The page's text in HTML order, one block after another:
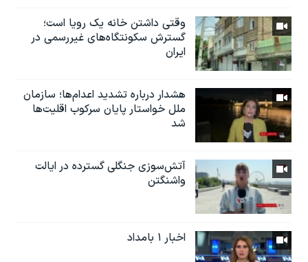
وقتی داشتن خانه یک رویا است؛
گسترش سکونتگاه‌های غیررسمی در
ایران
هشدار درباره تشدید اعدام‌ها؛ سازمان
ملل خواستار پایان سرکوب اقلیت‌ها
شد
آتش‌سوزی جنگلی گسترده در ایالت
واشنگتن
اخبار ۱ بامداد